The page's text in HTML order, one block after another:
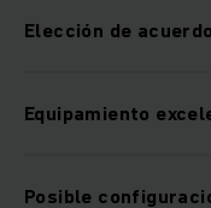
Elección de
Equipamiento
Posible